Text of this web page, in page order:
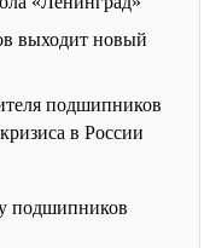
выходит новый
подшипников
в России
подшипников